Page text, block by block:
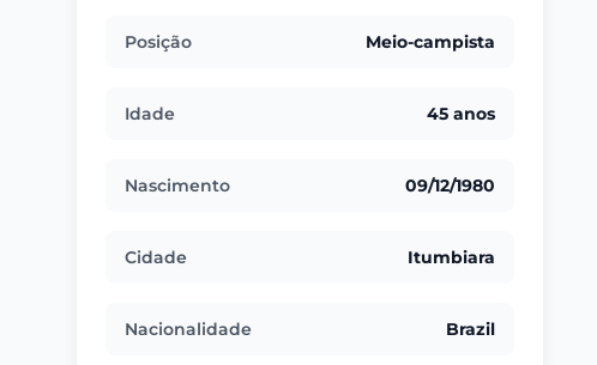
Posição Meio-campista
Idade 45 anos
Nascimento 09/12/1980
Cidade Itumbiara
Nacionalidade Brazil